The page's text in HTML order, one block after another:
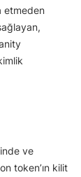
etmeden
ve
token’ın kilit